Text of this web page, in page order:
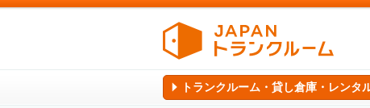
トランクルーム・貸し倉庫・レンタ